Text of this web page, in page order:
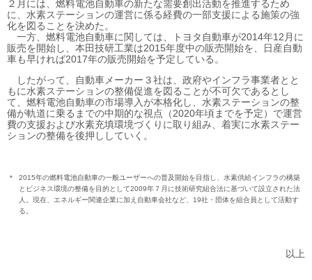
２月には、燃料電池自動車の新たな需要創出活動を推進するため
に、水素ステーションの運営に係る経費の一部支援による施策の強
化を図ることを決めた。
一方、燃料電池自動車に関しては、トヨタ自動車が2014年12月に
販売を開始し、本田技研工業は2015年度中の販売開始を、日産自動
車も早ければ2017年の販売開始を予定している。
したがって、自動車メーカー３社は、政府やインフラ事業者とと
もに水素ステーションの整備促進を図ることが不可欠であるとし
て、燃料電池自動車の市場導入が本格化し、水素ステーションの整
備が軌道に乗るまでの中期的な視点（2020年頃までを予定）で運営
費の支援および水素充填環境づくりに取り組み、着実に水素ステー
ションの整備を後押ししていく。
＊
2015年の燃料電池自動車の一般ユーザーへの普及開始を目指し、水素供給インフラの構築
とビジネス環境の整備を目的として2009年７月に技術研究組合法に基づいて設立された法
人。現在、エネルギー関連企業に加え自動車会社など、19社・団体を組合員として活動す
る。
以上